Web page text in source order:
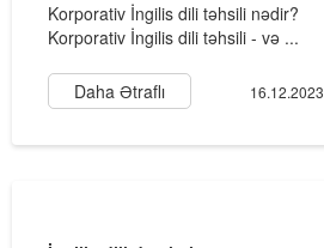
Korporativ İngilis dili təhsili nədir?
Korporativ İngilis dili təhsili - və ...
Daha Ətraflı 16.12.2023